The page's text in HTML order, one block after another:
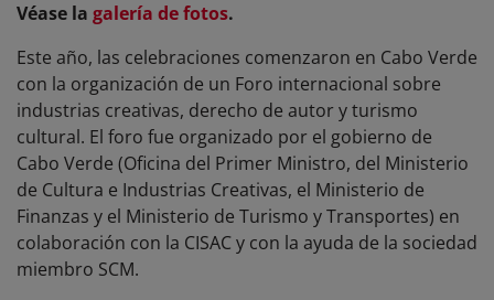
Véase la galería de fotos.
Este año, las celebraciones comenzaron en Cabo Verde
con la organización de un Foro internacional sobre
industrias creativas, derecho de autor y turismo
cultural. El foro fue organizado por el gobierno de
Cabo Verde (Oficina del Primer Ministro, del Ministerio
de Cultura e Industrias Creativas, el Ministerio de
Finanzas y el Ministerio de Turismo y Transportes) en
colaboración con la CISAC y con la ayuda de la sociedad
miembro SCM.